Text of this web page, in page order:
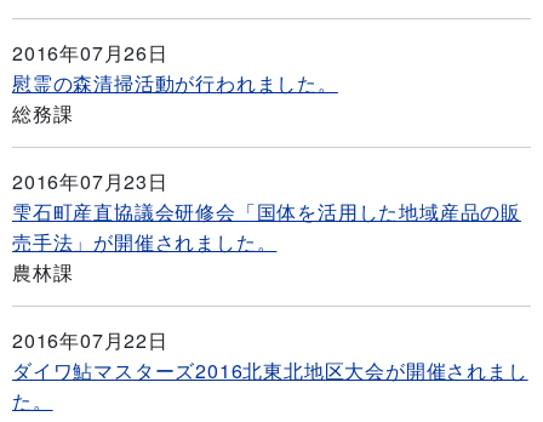
2016年07月26日
慰霊の森清掃活動が行われました。
総務課
2016年07月23日
雫石町産直協議会研修会「国体を活用した地域産品の販
売手法」が開催されました。
農林課
2016年07月22日
ダイワ鮎マスターズ2016北東北地区大会が開催されまし
た。